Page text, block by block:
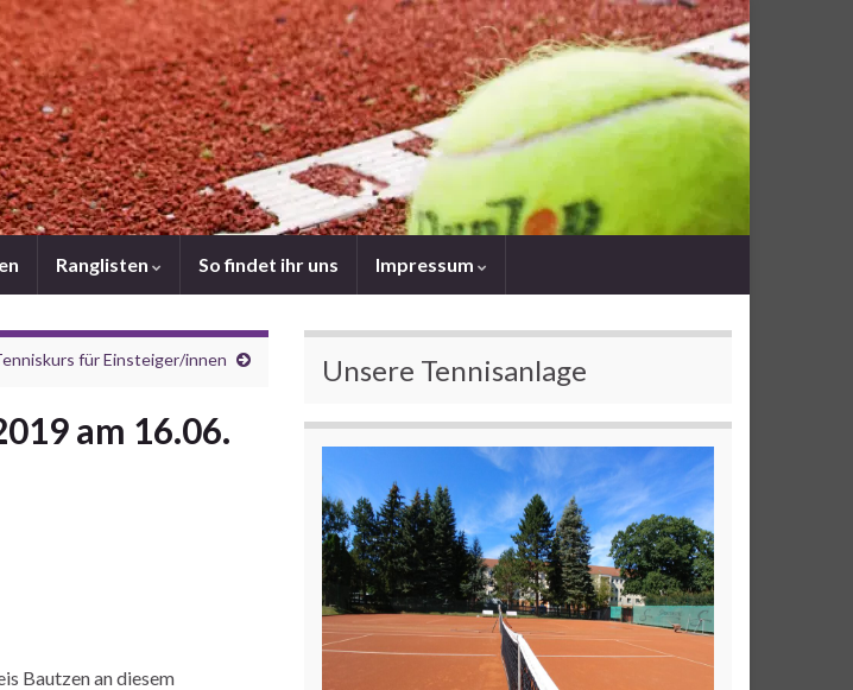
Ranglisten So findet ihr uns Impressum
für Einsteiger/innen
am 16.06.
Bautzen an diesem
Unsere Tennisanlage